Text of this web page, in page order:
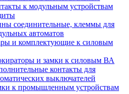
к модульным устройствам
соединительные, клеммы для
автоматов
и комплектующие к силовым
и замки к силовым ВА
контакты для
выключателей
к промышленным устройствам